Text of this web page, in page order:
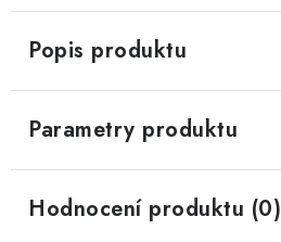
Popis produktu
Parametry produktu
Hodnocení produktu (0)